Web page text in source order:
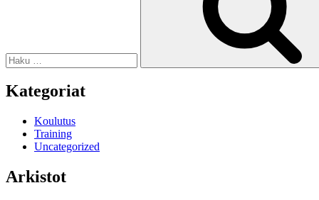
Kategoriat
Koulutus
Training
Uncategorized
Arkistot